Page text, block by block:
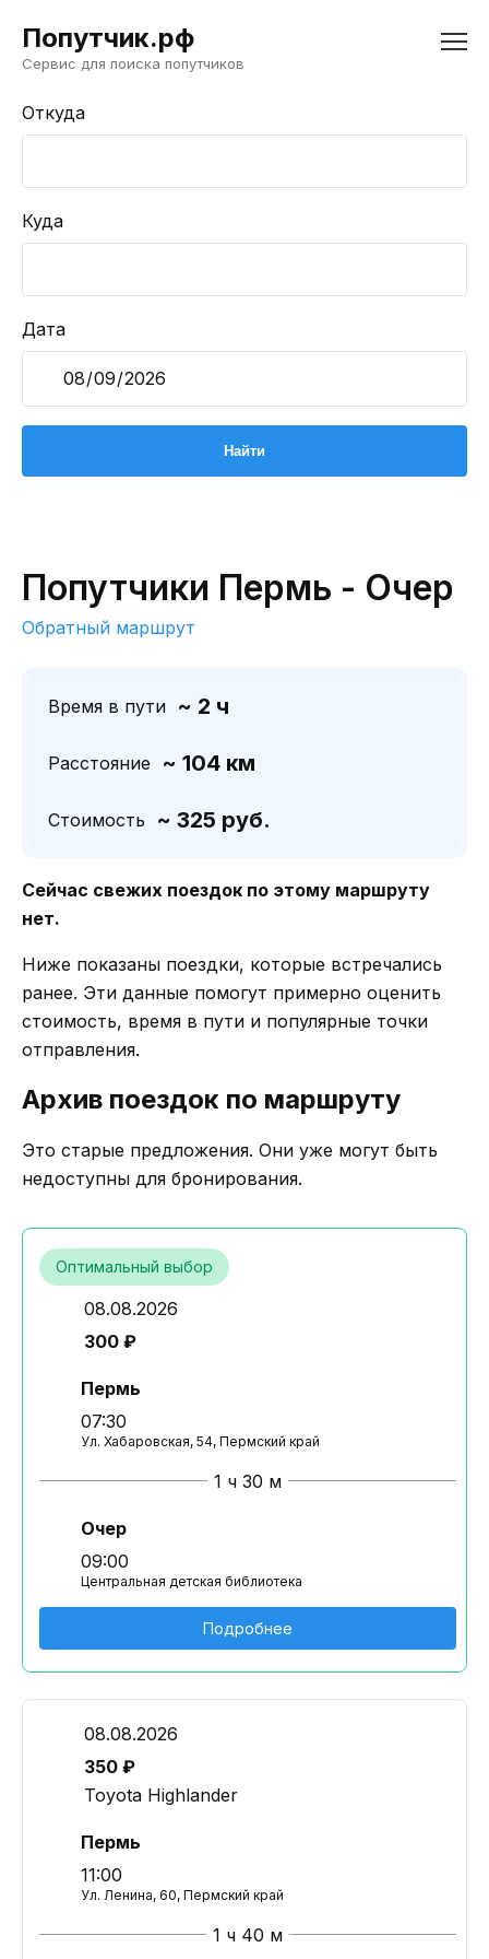
Попутчик.рф
Сервис для поиска попутчиков
Откуда
Куда
Дата
Попутчики Пермь - Очер
Обратный маршрут
Время в пути ~ 2 ч
Расстояние ~ 104 км
Стоимость ~ 325 руб.
Сейчас свежих поездок по этому маршруту
нет.
Ниже показаны поездки, которые встречались
ранее. Эти данные помогут примерно оценить
стоимость, время в пути и популярные точки
отправления.
Архив поездок по маршруту
Это старые предложения. Они уже могут быть
недоступны для бронирования.
Оптимальный выбор
08.08.2026
300 ₽
Пермь
07:30
Ул. Хабаровская, 54, Пермский край
1 ч 30 м
Очер
09:00
Центральная детская библиотека
Подробнее
08.08.2026
350 ₽
Toyota Highlander
Пермь
11:00
Ул. Ленина, 60, Пермский край
1 ч 40 м